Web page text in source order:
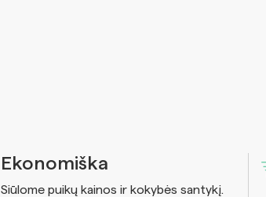
Ekonomiška
Siūlome puikų kainos ir kokybės santykį.